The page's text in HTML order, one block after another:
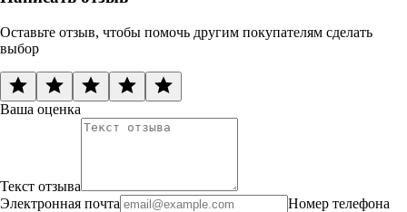
Оставьте отзыв, чтобы помочь другим покупателям сделать
выбор
Ваша оценка
Текст отзыва
Электронная почта
Номер телефона